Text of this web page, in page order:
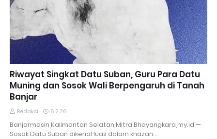
Riwayat Singkat Datu Suban, Guru Para Datu
Muning dan Sosok Wali Berpengaruh di Tanah
Banjar
Redaksi 6.2.26
Banjarmasin,Kalimantan Selatan,Mitra Bhayangkara,my.id —
Sosok Datu Suban dikenal luas dalam khazan…